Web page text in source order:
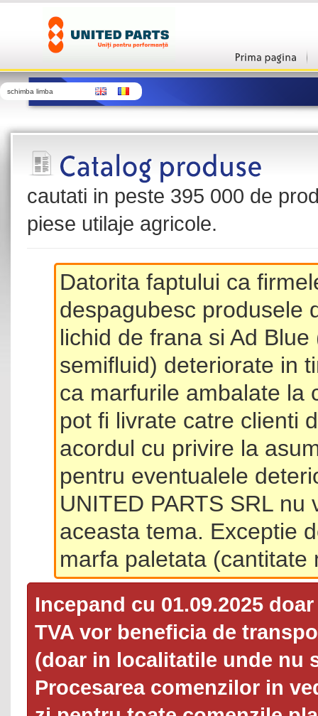
schimba limba
cautati in peste 395 000 de
piese utilaje agricole.
Datorita faptului ca
despagubesc produsele
lichid de frana si Ad
semifluid) deteriorate in
ca marfurile ambalate la
pot fi livrate catre clienti
acordul cu privire la
pentru eventualele
UNITED PARTS SRL
aceasta tema. Exceptie
marfa paletata (cantitate
Incepand cu 01.09.2025
TVA vor beneficia de
(doar in localitatile unde nu
Procesarea comenzilor in